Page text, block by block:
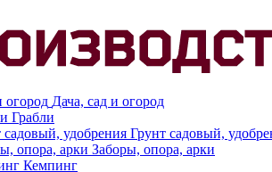
Дача, сад и огород
Грабли
Грунт садовый,
Заборы, опора, арки
Кемпинг